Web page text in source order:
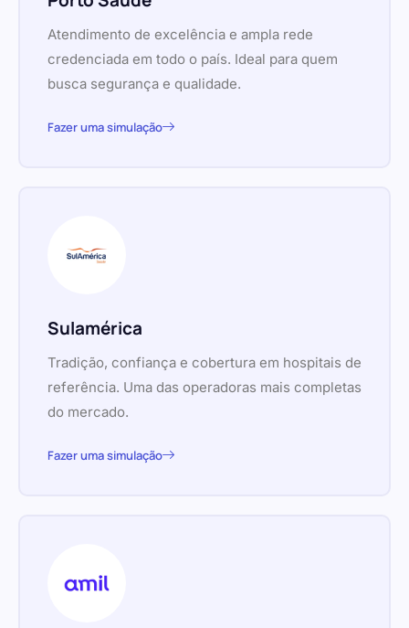
Atendimento de excelência e ampla rede
credenciada em todo o país. Ideal para quem
busca segurança e qualidade.
Fazer uma simulação
Sulamérica
Tradição, confiança e cobertura em hospitais de
referência. Uma das operadoras mais completas
do mercado.
Fazer uma simulação